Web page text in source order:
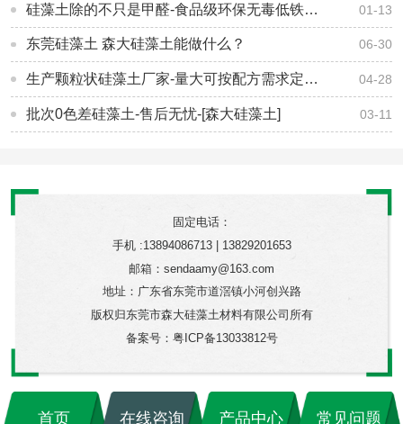
硅藻土除的不只是甲醛-食品级环保无毒低铁产品[森大硅藻土] 01-13
东莞硅藻土 森大硅藻土能做什么？ 06-30
生产颗粒状硅藻土厂家-量大可按配方需求定制生产-[森大硅藻土] 04-28
批次0色差硅藻土-售后无忧-[森大硅藻土] 03-11
固定电话：
手机 :13894086713 | 13829201653
邮箱：sendaamy@163.com
地址：广东省东莞市道滘镇小河创兴路
版权归东莞市森大硅藻土材料有限公司所有
备案号： 粤ICP备13033812号
首页 在线咨询 产品中心 常见问题